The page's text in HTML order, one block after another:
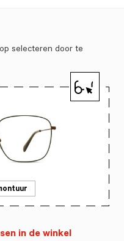
selecteren door te
in de winkel